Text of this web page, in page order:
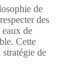
de
des
de
Cette
stratégie de